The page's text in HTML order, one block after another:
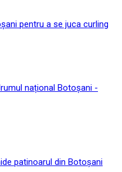
pentru a se juca curling
național Botoșani -
patinoarul din Botoșani